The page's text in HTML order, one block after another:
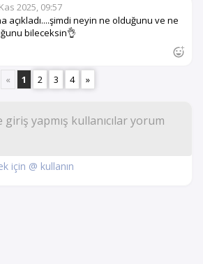
2025, 09:57
açıkladı....şimdi neyin ne olduğunu ve ne
bileceksin👌
« 1 2 3 4 »
için @ kullanın